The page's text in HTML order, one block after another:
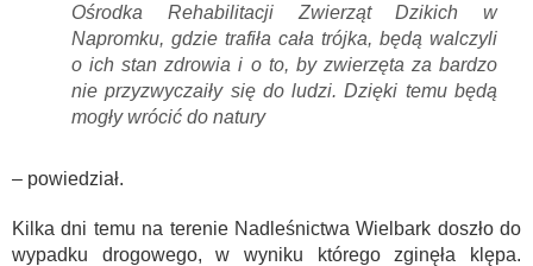
Ośrodka Rehabilitacji Zwierząt Dzikich w
Napromku, gdzie trafiła cała trójka, będą walczyli
o ich stan zdrowia i o to, by zwierzęta za bardzo
nie przyzwyczaiły się do ludzi. Dzięki temu będą
mogły wrócić do natury
– powiedział.
Kilka dni temu na terenie Nadleśnictwa Wielbark doszło do
wypadku drogowego, w wyniku którego zginęła klępa.